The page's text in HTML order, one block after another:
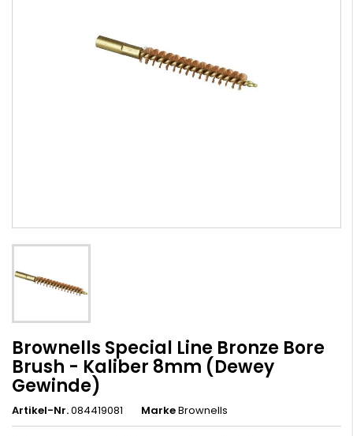
Brownells Special Line Bronze Bore
Brush - Kaliber 8mm (Dewey
Gewinde)
Artikel-Nr.084419081 MarkeBrownells